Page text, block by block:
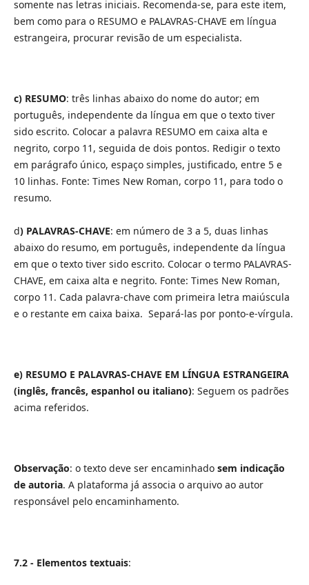
somente nas letras iniciais. Recomenda-se, para este item,
bem como para o RESUMO e PALAVRAS-CHAVE em língua
estrangeira, procurar revisão de um especialista.
c) RESUMO: três linhas abaixo do nome do autor; em
português, independente da língua em que o texto tiver
sido escrito. Colocar a palavra RESUMO em caixa alta e
negrito, corpo 11, seguida de dois pontos. Redigir o texto
em parágrafo único, espaço simples, justificado, entre 5 e
10 linhas. Fonte: Times New Roman, corpo 11, para todo o
resumo.
d) PALAVRAS-CHAVE: em número de 3 a 5, duas linhas
abaixo do resumo, em português, independente da língua
em que o texto tiver sido escrito. Colocar o termo PALAVRAS-
CHAVE, em caixa alta e negrito. Fonte: Times New Roman,
corpo 11. Cada palavra-chave com primeira letra maiúscula
e o restante em caixa baixa. Separá-las por ponto-e-vírgula.
e) RESUMO E PALAVRAS-CHAVE EM LÍNGUA ESTRANGEIRA
(inglês, francês, espanhol ou italiano): Seguem os padrões
acima referidos.
Observação: o texto deve ser encaminhadosem indicação
de autoria. A plataforma já associa o arquivo ao autor
responsável pelo encaminhamento.
7.2 - Elementos textuais: